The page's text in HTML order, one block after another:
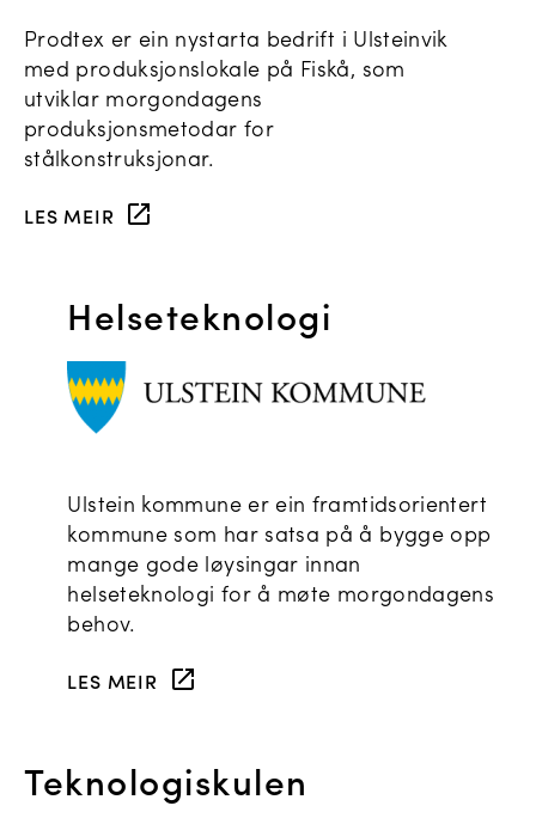
Prodtex er ein nystarta bedrift i Ulsteinvik
med produksjonslokale på Fiskå, som
utviklar morgondagens
produksjonsmetodar for
stålkonstruksjonar.
LES MEIR
Helseteknologi
Ulstein kommune er ein framtidsorientert
kommune som har satsa på å bygge opp
mange gode løysingar innan
helseteknologi for å møte morgondagens
behov.
LES MEIR
Teknologiskulen